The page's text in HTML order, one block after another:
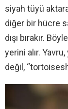
siyah tüyü
diğer bir hücre
dışı bırakır.
yerini alır.
değil,